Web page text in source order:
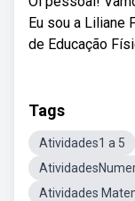
Eu sou a Liliane
de Educação
Tags
Atividades1 a 5
Atividades